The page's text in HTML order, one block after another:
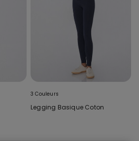
3 Couleurs
Legging Basique Coton